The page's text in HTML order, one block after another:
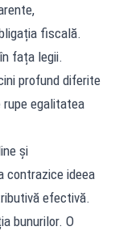
fiscală.
fața legii.
profund diferite
rupe egalitatea
și
contrazice ideea
efectivă.
bunurilor. O